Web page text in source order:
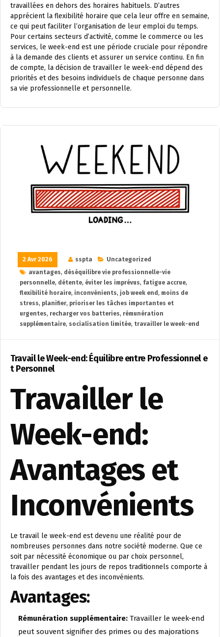
travaillées en dehors des horaires habituels. D’autres
apprécient la flexibilité horaire que cela leur offre en semaine,
ce qui peut faciliter l’organisation de leur emploi du temps.
Pour certains secteurs d’activité, comme le commerce ou les
services, le week-end est une période cruciale pour répondre
à la demande des clients et assurer un service continu. En fin
de compte, la décision de travailler le week-end dépend des
priorités et des besoins individuels de chaque personne dans
sa vie professionnelle et personnelle.
2 Avr 2026 sspta
Uncategorized
avantages, déséquilibre vie professionnelle-vie
personnelle, détente, éviter les imprévus, fatigue accrue,
flexibilité horaire, inconvénients, job week end , moins de
stress, planifier, prioriser les tâches importantes et
urgentes, recharger vos batteries, rémunération
supplémentaire, socialisation limitée, travailler le week-end
Travail le Week-end: Équilibre entre Professionnel e
t Personnel
Travailler le
Week-end:
Avantages et
Inconvénients
Le travail le week-end est devenu une réalité pour de
nombreuses personnes dans notre société moderne. Que ce
soit par nécessité économique ou par choix personnel,
travailler pendant les jours de repos traditionnels comporte à
la fois des avantages et des inconvénients.
Avantages:
Rémunération supplémentaire: Travailler le week-end
peut souvent signifier des primes ou des majorations